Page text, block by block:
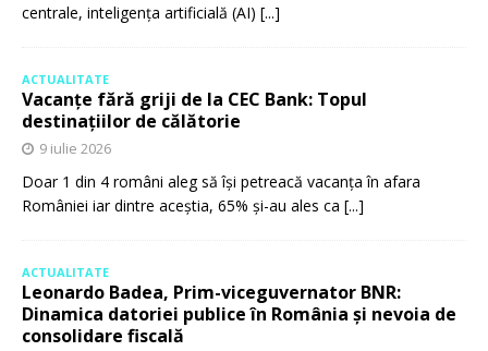
centrale, inteligența artificială (AI) [...]
ACTUALITATE
Vacanțe fără griji de la CEC Bank: Topul
destinațiilor de călătorie
9 iulie 2026
Doar 1 din 4 români aleg să își petreacă vacanța în afara
României iar dintre aceștia, 65% și-au ales ca [...]
ACTUALITATE
Leonardo Badea, Prim-viceguvernator BNR:
Dinamica datoriei publice în România și nevoia de
consolidare fiscală